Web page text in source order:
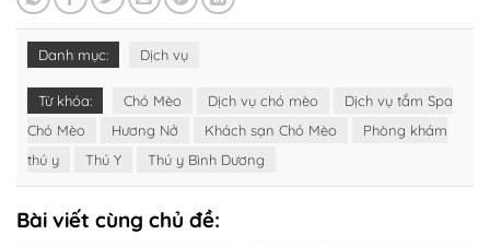
Danh mục: Dịch vụ
Từ khóa: Chó Mèo Dịch vụ chó mèo
Dịch vụ tắm Spa
Chó Mèo
Hương Nở Khách sạn Chó Mèo
Phòng khám
thú y
Thú Y Thú y Bình Dương
Bài viết cùng chủ đề: